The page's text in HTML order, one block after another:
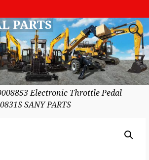
PARTS
Electronic Throttle Pedal
SANY PARTS